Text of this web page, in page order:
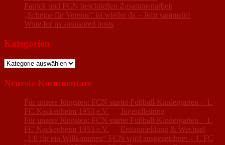
Patrick und FCN beschließen Zusammenarbeit
„Scheine für Vereine“ ist wieder da – Jetzt sammeln!
Write for us sponsored posts
Kategorien
Kategorien
Neueste Kommentare
Für unsere Jüngsten: FCN startet Fußball-Kindergarten – 1.
FC Nackenheim 1953 e.V.
Jugendleitung
Für unsere Jüngsten: FCN startet Fußball-Kindergarten – 1.
FC Nackenheim 1953 e.V.
Erstanmeldung & Wechsel
„1:0 für ein Willkommen“ FCN wird ausgezeichnet – 1. FC